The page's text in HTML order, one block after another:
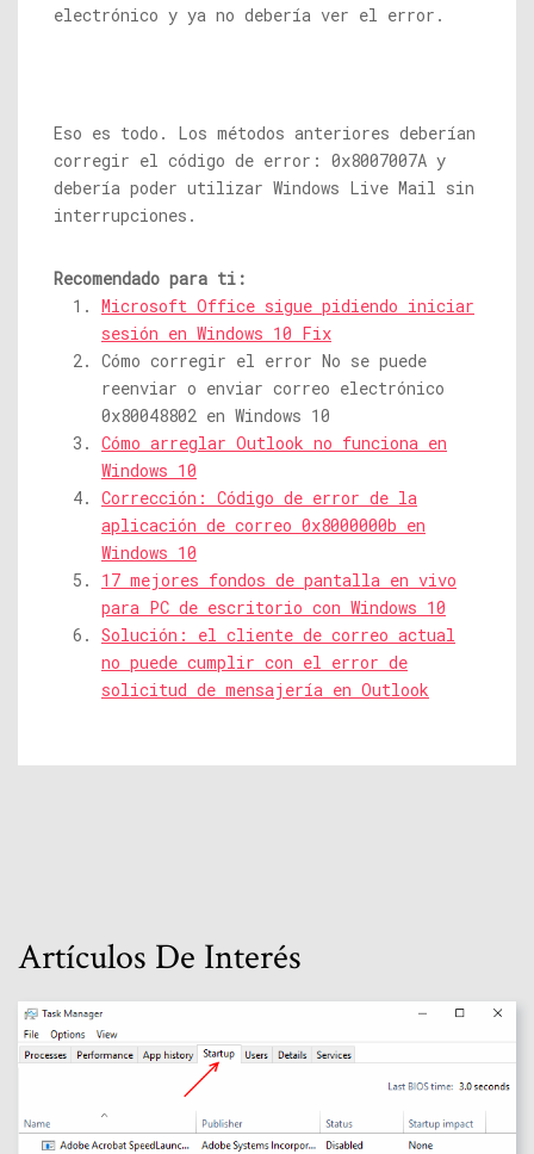
electrónico y ya no debería ver el error.
Eso es todo. Los métodos anteriores deberían
corregir el código de error: 0x8007007A y
debería poder utilizar Windows Live Mail sin
interrupciones.
Recomendado para ti:
Microsoft Office sigue pidiendo iniciar
sesión en Windows 10 Fix
Cómo corregir el error No se puede
reenviar o enviar correo electrónico
0x80048802 en Windows 10
Cómo arreglar Outlook no funciona en
Windows 10
Corrección: Código de error de la
aplicación de correo 0x8000000b en
Windows 10
17 mejores fondos de pantalla en vivo
para PC de escritorio con Windows 10
Solución: el cliente de correo actual
no puede cumplir con el error de
solicitud de mensajería en Outlook
Artículos De Interés